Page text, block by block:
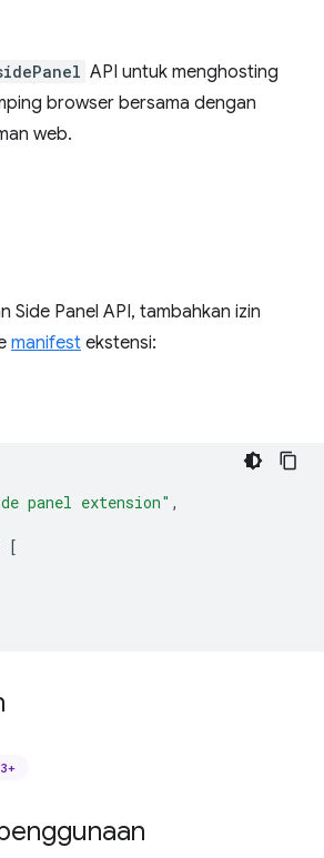
API untuk menghosting
browser bersama dengan
web.
Side Panel API, tambahkan izin
manifest ekstensi:
panel extension" ,
[